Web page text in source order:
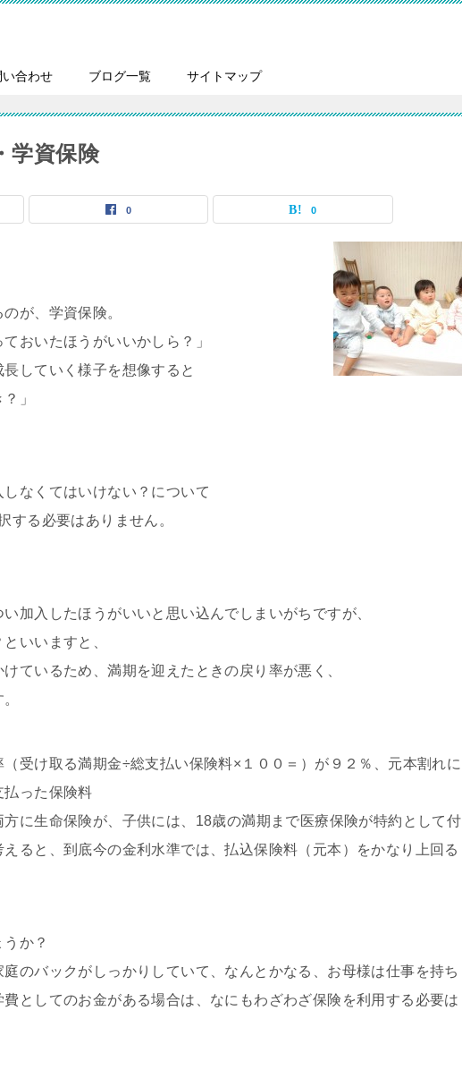
い合わせ ブログ一覧 サイトマップ
学資保険
0 0
が、学資保険。
おいたほうがいいかしら？」
していく様子を想像すると
」
なくてはいけない？について
する必要はありません。
加入したほうがいいと思い込んでしまいがちですが、
いいますと、
ているため、満期を迎えたときの戻り率が悪く、
受け取る満期金÷総支払い保険料×１００＝）が９２％、元本割れに
った保険料
に生命保険が、子供には、18歳の満期まで医療保険が特約として付
ると、到底今の金利水準では、払込保険料（元本）をかなり上回る
か？
のバックがしっかりしていて、なんとかなる、お母様は仕事を持ち
としてのお金がある場合は、なにもわざわざ保険を利用する必要は